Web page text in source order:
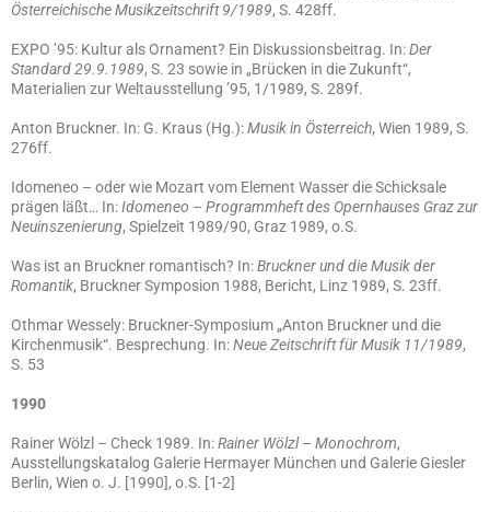
Österreichische Musikzeitschrift 9/1989, S. 428ff.
EXPO ’95: Kultur als Ornament? Ein Diskussionsbeitrag. In:Der
Standard 29.9.1989, S. 23 sowie in „Brücken in die Zukunft“,
Materialien zur Weltausstellung ’95, 1/1989, S. 289f.
Anton Bruckner. In: G. Kraus (Hg.):Musik in Österreich, Wien 1989, S.
276ff.
Idomeneo – oder wie Mozart vom Element Wasser die Schicksale
prägen läßt… In:Idomeneo – Programmheft des Opernhauses Graz zur
Neuinszenierung, Spielzeit 1989/90, Graz 1989, o.S.
Was ist an Bruckner romantisch? In:Bruckner und die Musik der
Romantik, Bruckner Symposion 1988, Bericht, Linz 1989, S. 23ff.
Othmar Wessely: Bruckner-Symposium „Anton Bruckner und die
Kirchenmusik“. Besprechung. In:Neue Zeitschrift für Musik 11/1989,
S. 53
1990
Rainer Wölzl – Check 1989. In:Rainer Wölzl – Monochrom,
Ausstellungskatalog Galerie Hermayer München und Galerie Giesler
Berlin, Wien o. J. [1990], o.S. [1-2]